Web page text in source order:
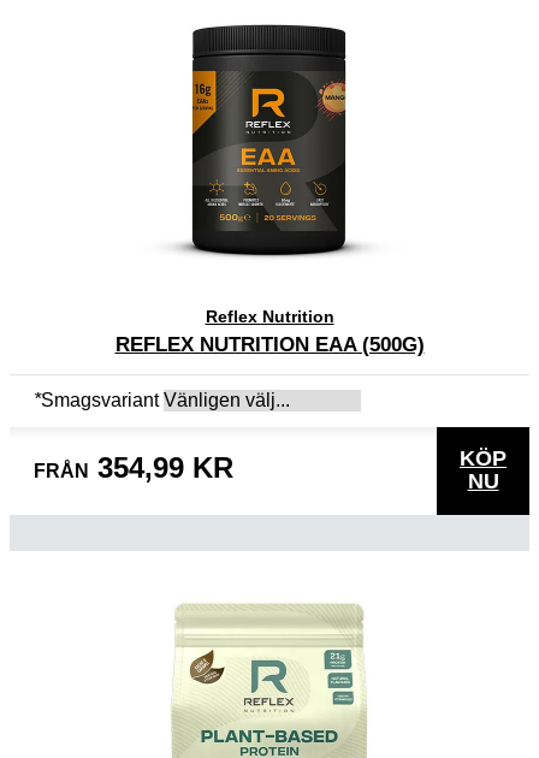
Reflex Nutrition
REFLEX NUTRITION EAA (500G)
*Smagsvariant
FRÅN 354,99 KR
KÖP
NU